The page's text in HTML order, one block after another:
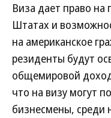
Виза дает право
Штатах и
на американское
резиденты будут
общемировой
что на визу могут
бизнесмены, среди